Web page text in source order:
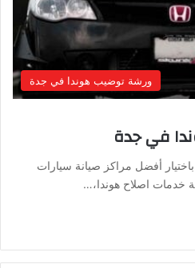
ورشة توضيب هوندا في جدة
في جدة
أفضل مراكز صيانة سيارات
خدمات اصلاح هوندا،…